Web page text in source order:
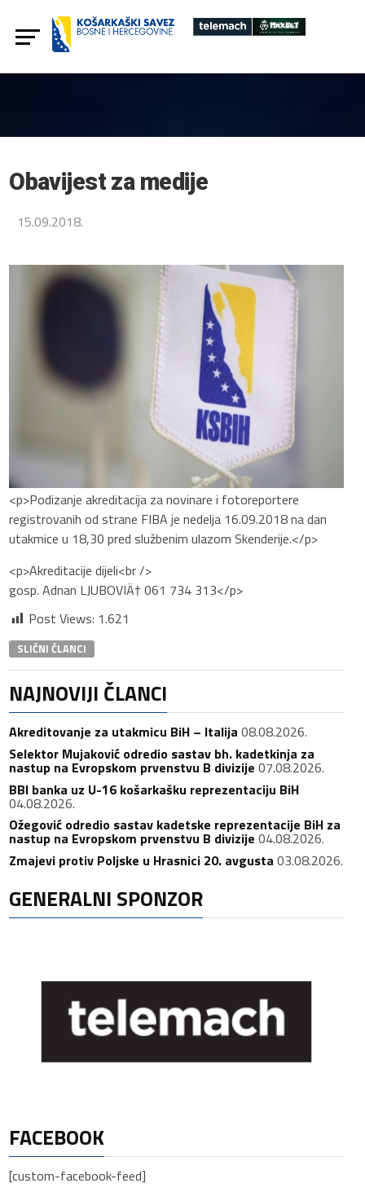
Obavijest za medije
15.09.2018.
<p>Podizanje akreditacija za novinare i fotoreportere
registrovanih od strane FIBA je nedelja 16.09.2018 na dan
utakmice u 18,30 pred službenim ulazom Skenderije.</p>
<p>Akreditacije dijeli<br />
gosp. Adnan LJUBOVIÄ† 061 734 313</p>
Post Views: 1.621
SLIČNI ČLANCI
NAJNOVIJI ČLANCI
Akreditovanje za utakmicu BiH – Italija 08.08.2026.
Selektor Mujaković odredio sastav bh. kadetkinja za
nastup na Evropskom prvenstvu B divizije 07.08.2026.
BBI banka uz U-16 košarkašku reprezentaciju BiH
04.08.2026.
Ožegović odredio sastav kadetske reprezentacije BiH za
nastup na Evropskom prvenstvu B divizije 04.08.2026.
Zmajevi protiv Poljske u Hrasnici 20. avgusta 03.08.2026.
GENERALNI SPONZOR
FACEBOOK
[custom-facebook-feed]